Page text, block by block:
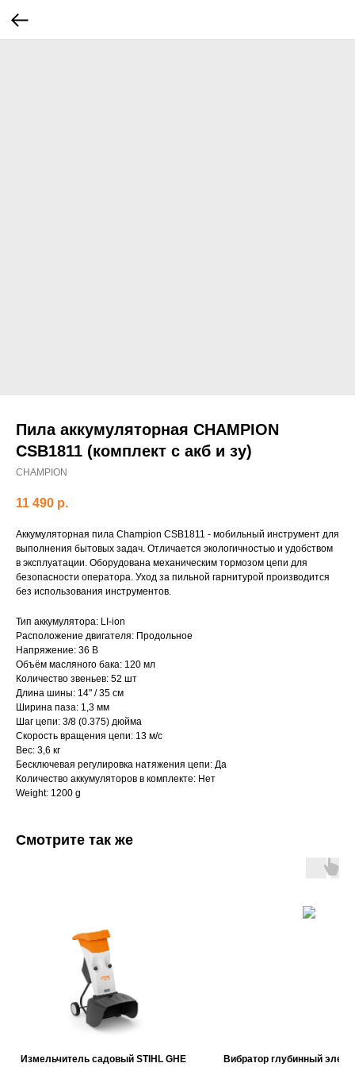
Пила аккумуляторная CHAMPION
CSB1811 (комплект с акб и зу)
CHAMPION
11 490 р.
Аккумуляторная пила Champion CSB1811 - мобильный инструмент для
выполнения бытовых задач. Отличается экологичностью и удобством
в эксплуатации. Оборудована механическим тормозом цепи для
безопасности оператора. Уход за пильной гарнитурой производится
без использования инструментов.
Тип аккумулятора: LI-ion
Расположение двигателя: Продольное
Напряжение: 36 В
Объём масляного бака: 120 мл
Количество звеньев: 52 шт
Длина шины: 14" / 35 см
Ширина паза: 1,3 мм
Шаг цепи: 3/8 (0.375) дюйма
Скорость вращения цепи: 13 м/с
Вес: 3,6 кг
Бесключевая регулировка натяжения цепи: Да
Количество аккумуляторов в комплекте: Нет
Weight: 1200 g
Смотрите так же
Измельчитель садовый STIHL GHE
Вибратор глубинный